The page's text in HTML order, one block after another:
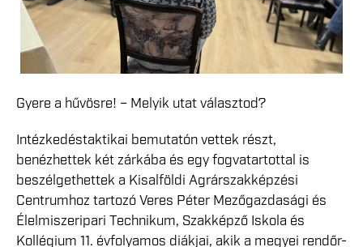
Gyere a hűvösre! – Melyik utat választod?
Intézkedéstaktikai bemutatón vettek részt,
benézhettek két zárkába és egy fogvatartottal is
beszélgethettek a Kisalföldi Agrárszakképzési
Centrumhoz tartozó Veres Péter Mezőgazdasági és
Élelmiszeripari Technikum, Szakképző Iskola és
Kollégium 11. évfolyamos diákjai, akik a megyei rendőr-